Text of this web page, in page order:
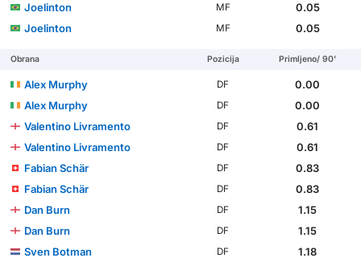
Joelinton
MF
0.05
Joelinton
MF 0.05
Obrana Pozicija Primljeno/ 90'
Alex Murphy DF
0.00
Alex Murphy
DF
0.00
Valentino Livramento
DF
0.61
Valentino Livramento
DF
0.61
Fabian Schär
DF
0.83
Fabian Schär
DF
0.83
Dan Burn
DF
1.15
Dan Burn
DF
1.15
Sven Botman
DF 1.18